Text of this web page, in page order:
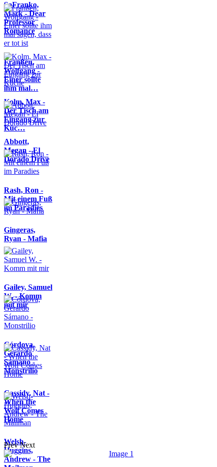
SaFranko,
Mark - Dear
Professor
Romance
Franßen,
Wolfgang -
Einer sollte
ihm mal…
Kolm, Max -
Der Tisch am
Eingang zur
Küc…
Abbott,
Megan - El
Dorado Drive
Rash, Ron -
Mit einem Fuß
im Paradies
Gingeras,
Ryan - Mafia
Gailey, Samuel
W. - Komm
mit mir
Córdova,
Gerardo
Sámano -
Monstrilio
Cassidy, Nat -
When the
Wolf Comes
Home
Welsh-
Huggins,
Andrew - The
Prev Next